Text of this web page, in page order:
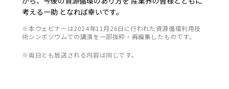
考える一助 となれば幸いです。
※本ウェビナーは2024年11月26日に行われた資源循環利用技
術シンポジウムでの講演を一部抜粋・再編集したものです。
※両日とも放送される内容は同じです。